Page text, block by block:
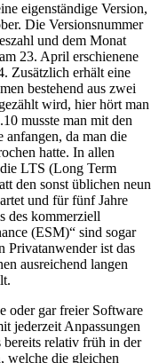
eigenständige Version,
Die Versionsnummer
und dem Monat
23. April erschienene
Zusätzlich erhält eine
bestehend aus zwei
wird, hier hört man
musste man mit den
da man die
hatte. In allen
LTS (Long Term
den sonst üblichen neun
und für fünf Jahre
des kommerziell
(ESM)“ sind sogar
Privatanwender ist das
ausreichend langen
oder gar freier Software
jederzeit Anpassungen
bereits relativ früh in der
welche die gleichen